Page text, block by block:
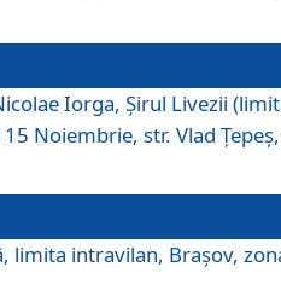
Iorga, Şirul Livezii
Noiembrie, str. Vlad
limita intravilan, Braşov,